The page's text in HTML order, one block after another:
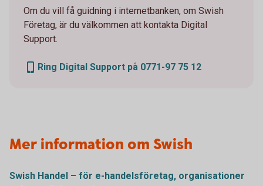
Om du vill få guidning i internetbanken, om Swish
Företag, är du välkommen att kontakta Digital
Support.
Ring Digital Support på 0771-97 75 12
Mer information om Swish
Swish Handel – för e-handelsföretag, organisationer